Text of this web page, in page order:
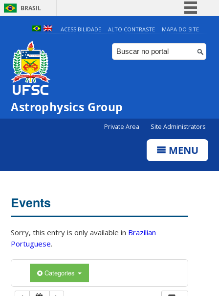
BRASIL
Simplifique!
Comunica BR
Participe
ACESSIBILIDADE ALTO CONTRASTE MAPA DO SITE
Astrophysics Group
Private Area Site Administrators
MENU
Events
Sorry, this entry is only available in Brazilian
Portuguese.
Categories